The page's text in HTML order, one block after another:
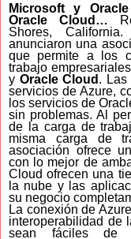
Microsoft y
Oracle Cloud…
Shores,
anunciaron una
que permite a los
trabajo
y Oracle Cloud . Las
servicios de Azure,
los servicios de
sin problemas. Al
de la carga de
misma carga de
asociación ofrece
con lo mejor de
Cloud ofrecen una
la nube y las
su negocio
La conexión de
interoperabilidad de
sean fáciles de